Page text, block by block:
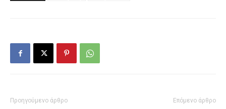
Προηγούμενο άρθρο Επόμενο άρθρο